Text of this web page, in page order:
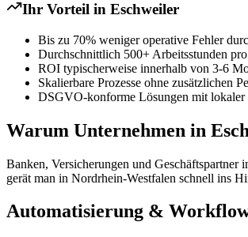
Ihr Vorteil in Eschweiler
Bis zu 70% weniger operative Fehler
Durchschnittlich 500+ Arbeitsstunden pro
ROI typischerweise innerhalb von 3-6
Skalierbare Prozesse ohne zusätzlichen
DSGVO-konforme Lösungen mit lokaler
Warum Unternehmen in
Banken, Versicherungen und
gerät man in Nordrhein-Westfalen schnell ins
Automatisierung &